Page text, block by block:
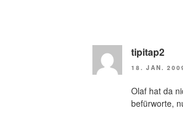
tipitap2
18. JAN.
Olaf hat da
befürworte,